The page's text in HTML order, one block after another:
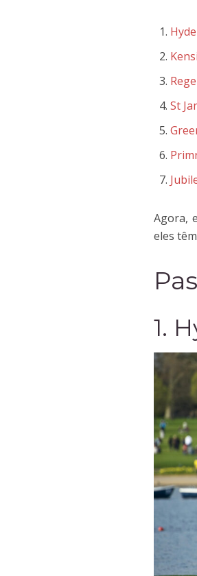
St
Agora,
eles
1.